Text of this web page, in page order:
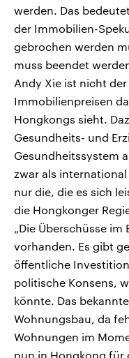
werden. Das
der Immobilien-
gebrochen werden
muss beendet
Andy Xie ist nicht
Immobilienpreisen
Hongkongs sieht.
Gesundheits- und
Gesundheitssystem
zwar als
nur die, die es sich
die Hongkonger
„Die Überschüsse
vorhanden. Es gibt
öffentliche
politische Konsens,
könnte. Das
Wohnungsbau, da
Wohnungen im
nun in Hongkong für